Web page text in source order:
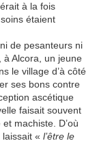
à la fois
étaient
de pesanteurs ni
à Alcora, un jeune
le village d’à côté
ses bons contre
ascétique
faisait souvent
machiste. D’où
« l’être le